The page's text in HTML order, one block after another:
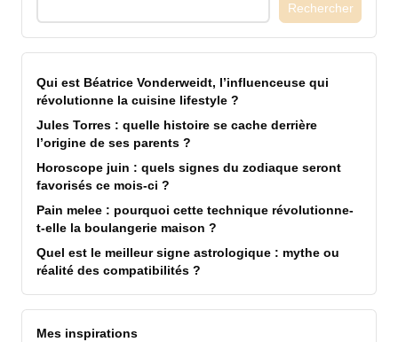
Rechercher
Qui est Béatrice Vonderweidt, l’influenceuse qui
révolutionne la cuisine lifestyle ?
Jules Torres : quelle histoire se cache derrière
l’origine de ses parents ?
Horoscope juin : quels signes du zodiaque seront
favorisés ce mois-ci ?
Pain melee : pourquoi cette technique révolutionne-
t-elle la boulangerie maison ?
Quel est le meilleur signe astrologique : mythe ou
réalité des compatibilités ?
Mes inspirations